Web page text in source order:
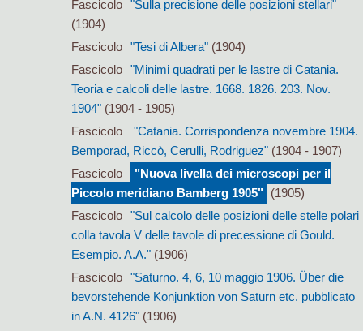
Fascicolo
"Sulla precisione delle posizioni stellari"
(1904)
Fascicolo
"Tesi di Albera"(1904)
Fascicolo
"Minimi quadrati per le lastre di Catania.
Teoria e calcoli delle lastre. 1668. 1826. 203. Nov.
1904"(1904 - 1905)
Fascicolo
"Catania. Corrispondenza novembre 1904.
Bemporad, Riccò, Cerulli, Rodriguez"(1904 - 1907)
Fascicolo
"Nuova livella dei microscopi per il
Piccolo meridiano Bamberg 1905"
(1905)
Fascicolo
"Sul calcolo delle posizioni delle stelle polari
colla tavola V delle tavole di precessione di Gould.
Esempio. A.A."(1906)
Fascicolo
"Saturno. 4, 6, 10 maggio 1906. Über die
bevorstehende Konjunktion von Saturn etc. pubblicato
in A.N. 4126"(1906)